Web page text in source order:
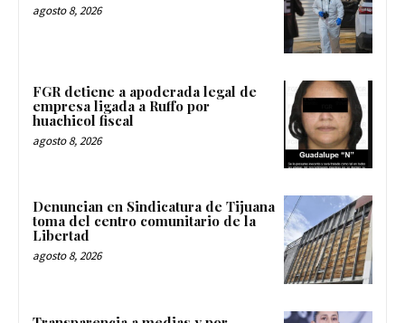
agosto 8, 2026
FGR detiene a apoderada legal de
empresa ligada a Ruffo por
huachicol fiscal
agosto 8, 2026
Denuncian en Sindicatura de Tijuana
toma del centro comunitario de la
Libertad
agosto 8, 2026